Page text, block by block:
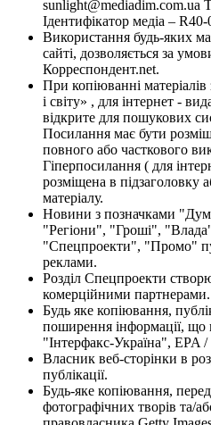
sunlight@mediadim.com.ua
Ідентифікатор медіа –
Використання будь-яких
сайті, дозволяється за
Корреспондент.net.
При копіюванні
і світу» , для інтернет -
відкрите для пошукових
Посилання має бути
повного або часткового
Гіперпосилання ( для
розміщена в підзаголовку
матеріалу.
Новини з позначками
"Регіони", "Гроші",
"Спецпроекти", "Промо"
реклами.
Розділ Спецпроекти
комерційними партнерами.
Будь яке копіювання,
поширення інформації, що
"Інтерфакс-Україна", EPA
Власник веб-сторінки в
публікації.
Будь-яке копіювання,
фотографічних творів та/